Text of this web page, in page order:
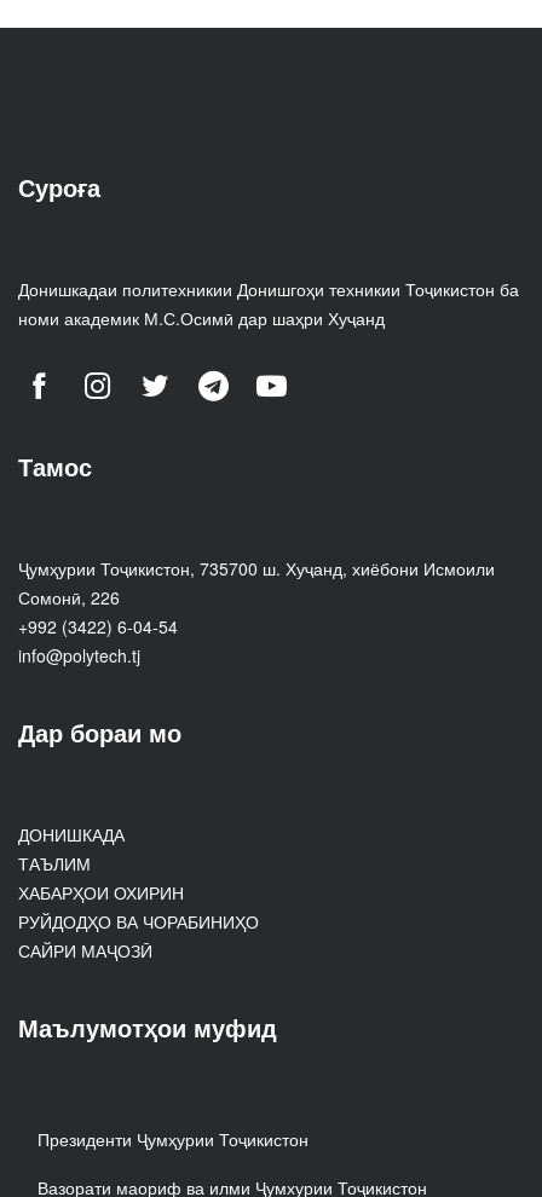
Суроға
Донишкадаи политехникии Донишгоҳи техникии Тоҷикистон ба
номи академик М.С.Осимӣ дар шаҳри Хуҷанд
Тамос
Ҷумҳурии Тоҷикистон, 735700 ш. Хуҷанд, хиёбони Исмоили
Сомонӣ, 226
+992 (3422) 6-04-54
info@polytech.tj
Дар бораи мо
ДОНИШКАДА
ТАЪЛИМ
ХАБАРҲОИ ОХИРИН
РУЙДОДҲО ВА ЧОРАБИНИҲО
САЙРИ МАҶОЗӢ
Маълумотҳои муфид
Президенти Ҷумҳурии Тоҷикистон
Вазорати маориф ва илми Ҷумхурии Тоҷикистон